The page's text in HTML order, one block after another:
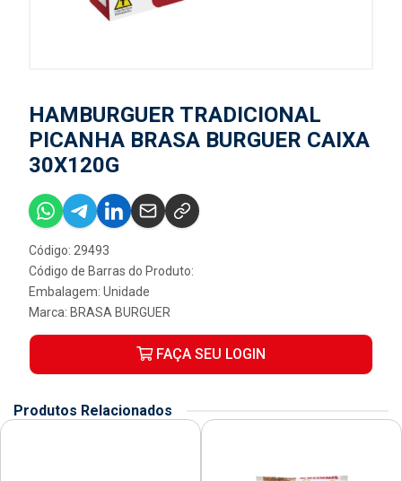
HAMBURGUER TRADICIONAL
PICANHA BRASA BURGUER CAIXA
30X120G
Código: 29493
Código de Barras do Produto:
Embalagem: Unidade
Marca: BRASA BURGUER
FAÇA SEU LOGIN
Produtos Relacionados